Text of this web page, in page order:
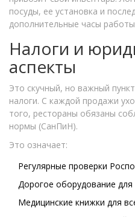
посуды, ее установка и
дополнительные часы
Налоги и
аспекты
Это скучный, но важный
налоги. С каждой продажи
того, рестораны обязаны
нормы (СанПиН).
Это означает:
Регулярные проверки
Дорогое оборудование для
Медицинские книжки для